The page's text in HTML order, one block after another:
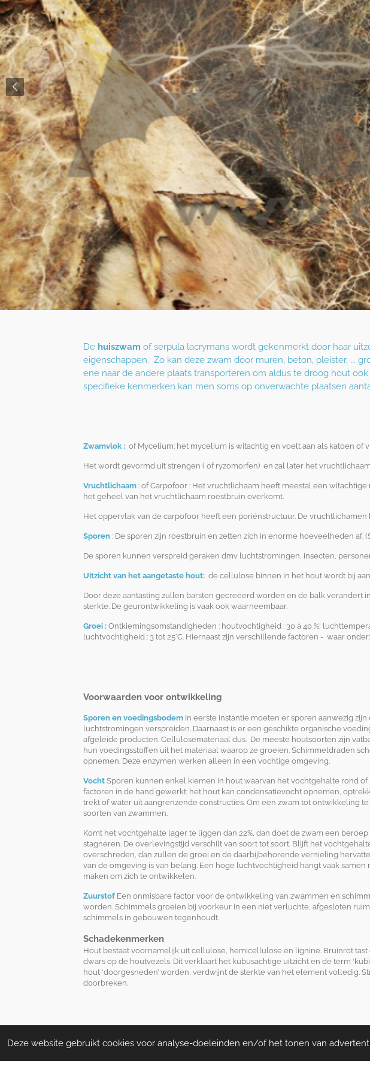
Deze website gebruikt cookies voor analyse-doeleinden en/of het tonen van
De huiszwam of serpula lacrymans wordt gekenmerkt door haar
eigenschappen. Zo kan deze zwam door muren, beton, pleister, ...
ene naar de andere plaats transporteren om aldus te droog hout
specifieke kenmerken kan men soms op onverwachte plaatsen
Zwamvlok : of Mycelium: het mycelium is witachtig en voelt aan als katoen of
Het wordt gevormd uit strengen ( of ryzomorfen) en zal later het
Vruchtlichaam : of Carpofoor : Het vruchtlichaam heeft meestal een
het geheel van het vruchtlichaam roestbruin overkomt.
Het oppervlak van de carpofoor heeft een poriënstructuur. De
Sporen : De sporen zijn roestbruin en zetten zich in enorme hoeveelheden af.
De sporen kunnen verspreid geraken dmv luchtstromingen, insecten,
Uitzicht van het aangetaste hout: de cellulose binnen in het hout wordt bij
Door deze aantasting zullen barsten gecreëerd worden en de balk verandert
sterkte. De geurontwikkeling is vaak ook waarneembaar.
Groei : Ontkiemingsomstandigheden : houtvochtigheid : 30 à 40 %;
luchtvochtigheid : 3 tot 25°C. Hiernaast zijn verschillende factoren - waar
Voorwaarden voor ontwikkeling
Sporen en voedingsbodem In eerste instantie moeten er sporen aanwezig
luchtstromingen verspreiden. Daarnaast is er een geschikte organische
afgeleide producten. Cellulosemateriaal dus. De meeste houtsoorten zijn
hun voedingsstoffen uit het materiaal waarop ze groeien. Schimmeldraden
opnemen. Deze enzymen werken alleen in een vochtige omgeving.
Vocht Sporen kunnen enkel kiemen in hout waarvan het vochtgehalte rond
factoren in de hand gewerkt: het hout kan condensatievocht opnemen,
trekt of water uit aangrenzende constructies. Om een zwam tot ontwikkeling
soorten van zwammen.
Komt het vochtgehalte lager te liggen dan 22%, dan doet de zwam een
stagneren. De overlevingstijd verschilt van soort tot soort. Blijft het
overschreden, dan zullen de groei en de daarbijbehorende vernieling
van de omgeving is van belang. Een hoge luchtvochtigheid hangt vaak
maken om zich te ontwikkelen.
Zuurstof Een onmisbare factor voor de ontwikkeling van zwammen en
worden. Schimmels groeien bij voorkeur in een niet verluchte, afgesloten
schimmels in gebouwen tegenhoudt.
Schadekenmerken
Hout bestaat voornamelijk uit cellulose, hemicellulose en lignine. Bruinrot tast
dwars op de houtvezels. Dit verklaart het kubusachtige uitzicht en de term
hout ‘doorgesneden’ worden, verdwijnt de sterkte van het element
doorbreken.